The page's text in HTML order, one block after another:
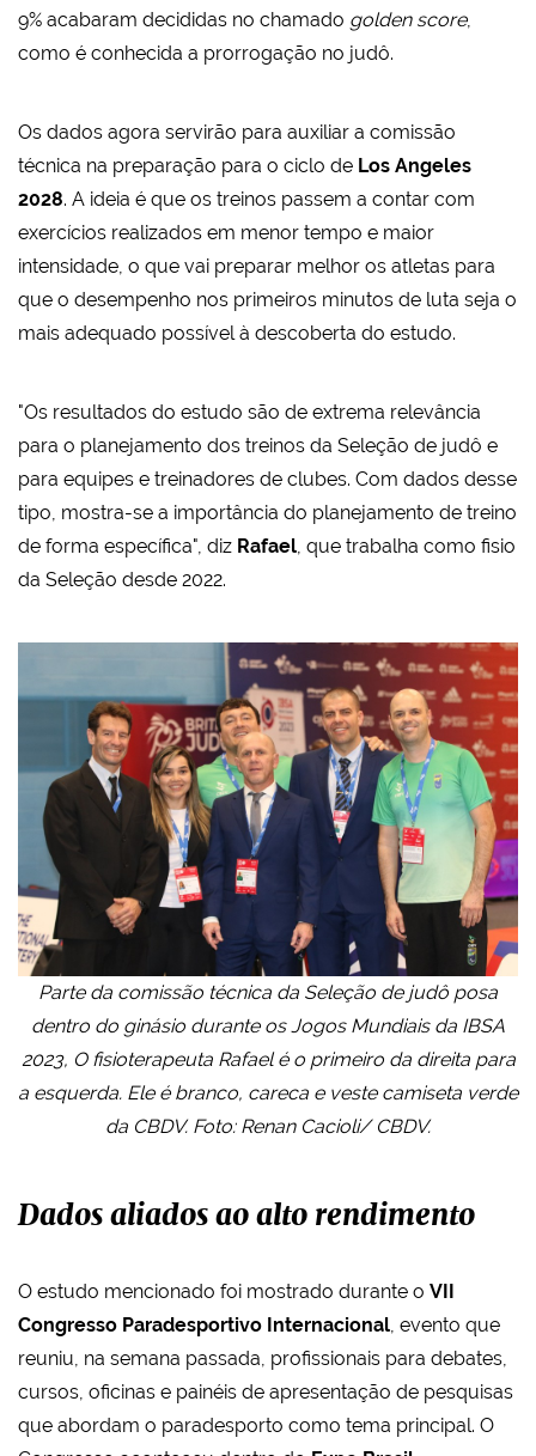
9% acabaram decididas no chamado golden score,
como é conhecida a prorrogação no judô.
Os dados agora servirão para auxiliar a comissão
técnica na preparação para o ciclo de Los Angeles
2028. A ideia é que os treinos passem a contar com
exercícios realizados em menor tempo e maior
intensidade, o que vai preparar melhor os atletas para
que o desempenho nos primeiros minutos de luta seja o
mais adequado possível à descoberta do estudo.
"Os resultados do estudo são de extrema relevância
para o planejamento dos treinos da Seleção de judô e
para equipes e treinadores de clubes. Com dados desse
tipo, mostra-se a importância do planejamento de treino
de forma específica", diz Rafael, que trabalha como fisio
da Seleção desde 2022.
Parte da comissão técnica da Seleção de judô posa
dentro do ginásio durante os Jogos Mundiais da IBSA
2023, O fisioterapeuta Rafael é o primeiro da direita para
a esquerda. Ele é branco, careca e veste camiseta verde
da CBDV. Foto: Renan Cacioli/ CBDV.
Dados aliados ao alto rendimento
O estudo mencionado foi mostrado durante o VII
Congresso Paradesportivo Internacional , evento que
reuniu, na semana passada, profissionais para debates,
cursos, oficinas e painéis de apresentação de pesquisas
que abordam o paradesporto como tema principal. O